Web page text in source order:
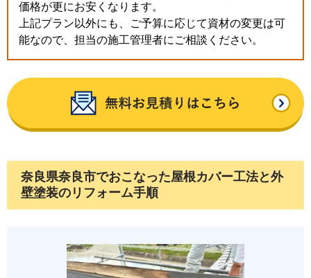
価格が更にお安くなります。
上記プラン以外にも、ご予算に応じて資材の変更は可
能なので、担当の施工管理者にご相談ください。
奈良県奈良市でおこなった屋根カバー工法と外
壁塗装のリフォーム手順